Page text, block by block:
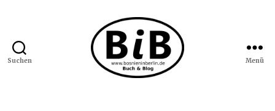
Suchen Menü